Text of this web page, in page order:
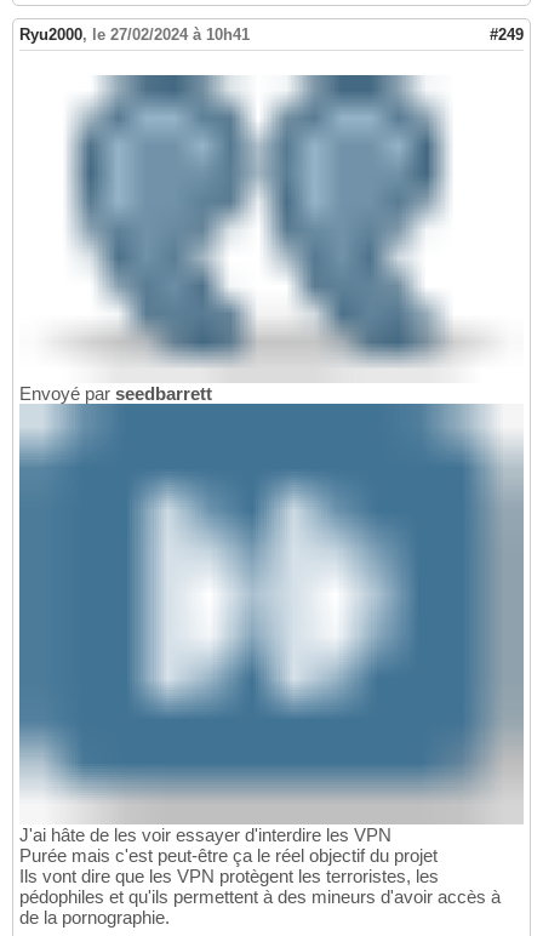
Ryu2000, le 27/02/2024 à 10h41 #249
Envoyé par seedbarrett
J'ai hâte de les voir essayer d'interdire les VPN
Purée mais c'est peut-être ça le réel objectif du projet
Ils vont dire que les VPN protègent les terroristes, les
pédophiles et qu'ils permettent à des mineurs d'avoir accès à
de la pornographie.